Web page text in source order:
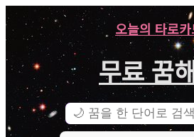
오늘의 타로
무료 꿈